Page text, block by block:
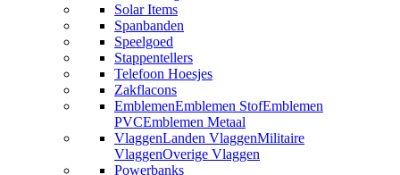
Solar Items
Spanbanden
Speelgoed
Stappentellers
Telefoon Hoesjes
Zakflacons
EmblemenEmblemen StofEmblemen
PVCEmblemen Metaal
VlaggenLanden VlaggenMilitaire
VlaggenOverige Vlaggen
Powerbanks